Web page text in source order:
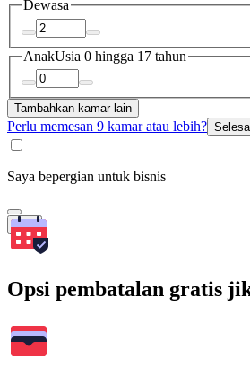
Dewasa
AnakUsia 0 hingga 17 tahun
Tambahkan kamar lain
Perlu memesan 9 kamar atau lebih?
Saya bepergian untuk bisnis
Cari
Opsi pembatalan gratis